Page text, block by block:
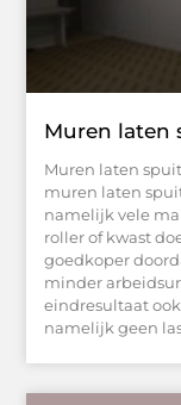
Muren laten
Muren laten
muren laten
namelijk vele
roller of kwast
goedkoper
minder
eindresultaat
namelijk geen